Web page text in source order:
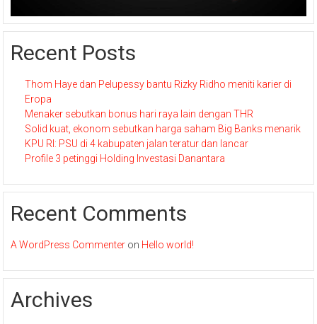
Recent Posts
Thom Haye dan Pelupessy bantu Rizky Ridho meniti karier di
Eropa
Menaker sebutkan bonus hari raya lain dengan THR
Solid kuat, ekonom sebutkan harga saham Big Banks menarik
KPU RI: PSU di 4 kabupaten jalan teratur dan lancar
Profile 3 petinggi Holding Investasi Danantara
Recent Comments
A WordPress Commenter on Hello world!
Archives